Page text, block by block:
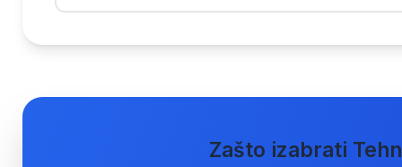
Zašto izabrati